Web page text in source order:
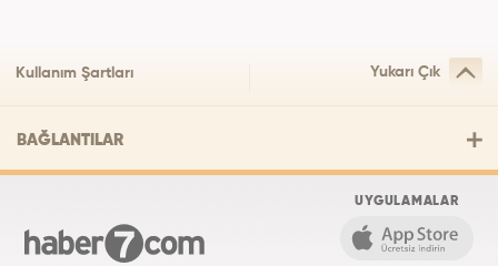
Kullanım Şartları Yukarı Çık
BAĞLANTILAR
UYGULAMALAR